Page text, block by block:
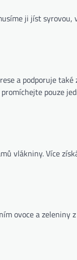
ji jíst
a podporuje
pouze
vlákniny. Více
ovoce a zeleniny